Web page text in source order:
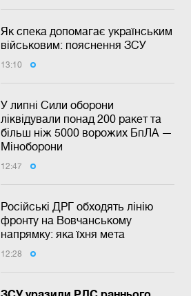
Як спека допомагає українським
військовим: пояснення ЗСУ
13:10
У липні Сили оборони
ліквідували понад 200 ракет та
більш ніж 5000 ворожих БпЛА —
Міноборони
12:47
Російські ДРГ обходять лінію
фронту на Вовчанському
напрямку: яка їхня мета
12:28